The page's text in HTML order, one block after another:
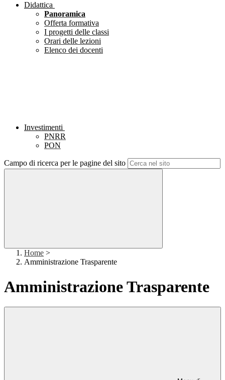
Didattica
Panoramica
Offerta formativa
I progetti delle classi
Orari delle lezioni
Elenco dei docenti
Investimenti
PNRR
PON
Campo di ricerca per le pagine del sito
Home >
Amministrazione Trasparente
Amministrazione Trasparente